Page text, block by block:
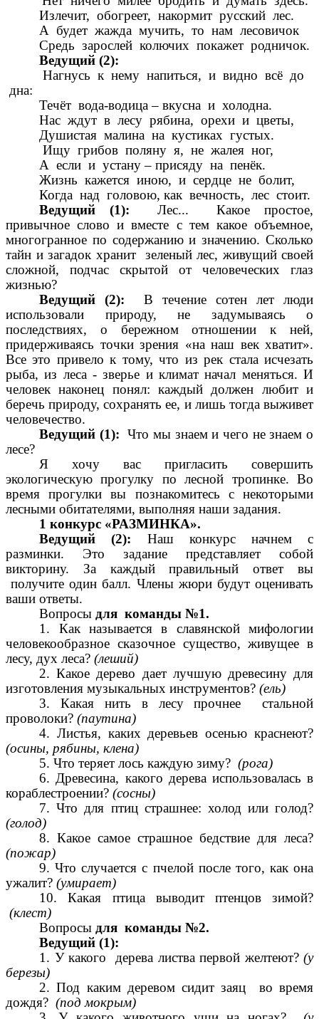
Излечит, обогреет, накормит русский лес.
А будет жажда мучить, то нам лесовичок
Средь зарослей колючих покажет родничок.
Ведущий (2):
Нагнусь к нему напиться, и видно всё до
дна:
Течёт вода-водица – вкусна и холодна.
Нас ждут в лесу рябина, орехи и цветы,
Душистая малина на кустиках густых.
Ищу грибов поляну я, не жалея ног,
А если и устану – присяду на пенёк.
Жизнь кажется иною, и сердце не болит,
Когда над головою, как вечность, лес стоит.
Ведущий (1): Лес... Какое простое,
привычное слово и вместе с тем какое объемное,
многогранное по содержанию и значению. Сколько
тайн и загадок хранит зеленый лес, живущий своей
сложной, подчас скрытой от человеческих глаз
жизнью?
Ведущий (2): В течение сотен лет люди
использовали природу, не задумываясь о
последствиях, о бережном отношении к ней,
придерживаясь точки зрения «на наш век хватит».
Все это привело к тому, что из рек стала исчезать
рыба, из леса - зверье и климат начал меняться. И
человек наконец понял: каждый должен любит и
беречь природу, сохранять ее, и лишь тогда выживет
человечество.
Ведущий (1): Что мы знаем и чего не знаем о
лесе?
Я хочу вас пригласить совершить
экологическую прогулку по лесной тропинке. Во
время прогулки вы познакомитесь с некоторыми
лесными обитателями, выполняя наши задания.
1 конкурс «РАЗМИНКА».
Ведущий (2): Наш конкурс начнем с
разминки. Это задание представляет собой
викторину. За каждый правильный ответ вы
получите один балл. Члены жюри будут оценивать
ваши ответы.
Вопросы для команды №1.
1. Как называется в славянской мифологии
человекообразное сказочное существо, живущее в
лесу, дух леса? (леший)
2. Какое дерево дает лучшую древесину для
изготовления музыкальных инструментов? (ель)
3. Какая нить в лесу прочнее стальной
проволоки? (паутина)
4. Листья, каких деревьев осенью краснеют?
(осины, рябины, клена)
5. Что теряет лось каждую зиму?(рога)
6. Древесина, какого дерева использовалась в
кораблестроении? (сосны)
7. Что для птиц страшнее: холод или голод?
(голод)
8. Какое самое страшное бедствие для леса?
(пожар)
9. Что случается с пчелой после того, как она
ужалит? (умирает)
10. Какая птица выводит птенцов зимой?
(клест)
Вопросы для команды №2.
Ведущий (1):
1. У какого дерева листва первой желтеют? (у
березы)
2. Под каким деревом сидит заяц во время
дождя? (под мокрым)